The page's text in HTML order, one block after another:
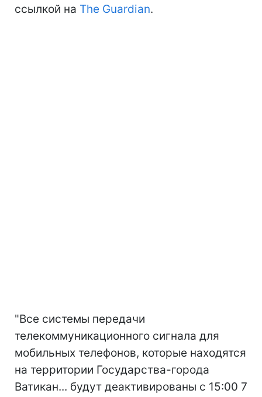
ссылкой на The Guardian.
"Все системы передачи
телекоммуникационного сигнала для
мобильных телефонов, которые находятся
на территории Государства-города
Ватикан... будут деактивированы с 15:00 7